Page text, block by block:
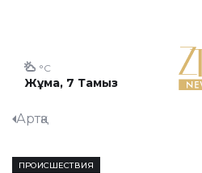
Жұма, 7 Тамыз
°C
Артқа
ПРОИСШЕСТВИЯ